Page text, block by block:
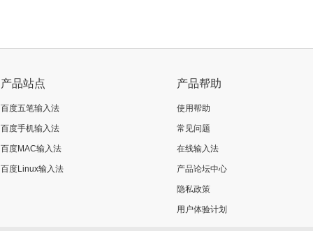
产品站点
百度五笔输入法
百度手机输入法
百度MAC输入法
百度Linux输入法
产品帮助
使用帮助
常见问题
在线输入法
产品论坛中心
隐私政策
用户体验计划